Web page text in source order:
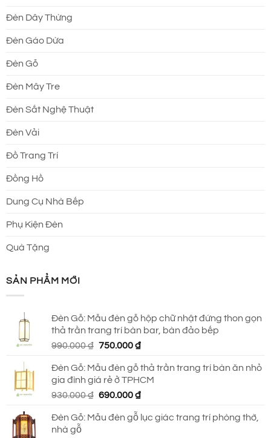
Đèn Dây Thừng
Đèn Gáo Dừa
Đèn Gỗ
Đèn Mây Tre
Đèn Sắt Nghệ Thuật
Đèn Vải
Đồ Trang Trí
Đồng Hồ
Dung Cụ Nhà Bếp
Phụ Kiện Đèn
Quà Tặng
SẢN PHẨM MỚI
Đèn Gỗ: Mẫu đèn gỗ hộp chữ nhật đứng thon gọn
thả trần trang trí bàn bar, bàn đảo bếp
990.000₫ Giá
là:
990.000 ₫.
750.000₫Giá
tại
là:
750.000 ₫.
Đèn Gỗ: Mẫu đèn gỗ thả trần trang trí bàn ăn nhỏ
gia đình giá rẻ ở TPHCM
930.000₫ Giá
là:
690.000₫Giá
tại
Đèn Gỗ: Mẫu đèn gỗ lục giác trang trí phòng thờ,
nhà gỗ